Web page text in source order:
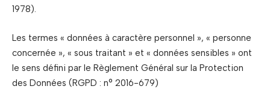
1978).
Les termes « données à caractère personnel », « personne
concernée », « sous traitant » et « données sensibles » ont
le sens défini par le Règlement Général sur la Protection
des Données (RGPD : n° 2016-679)